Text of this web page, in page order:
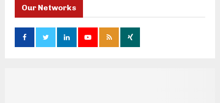
Our Networks